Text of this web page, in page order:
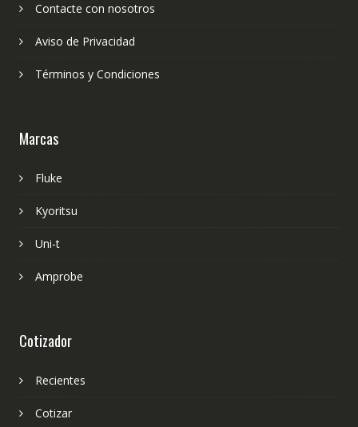
Contacte con nosotros
Aviso de Privacidad
Términos y Condiciones
Marcas
Fluke
Kyoritsu
Uni-t
Amprobe
Cotizador
Recientes
Cotizar